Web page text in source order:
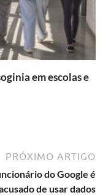
em escolas e
PRÓXIMO ARTIGO
do Google é
de usar dados